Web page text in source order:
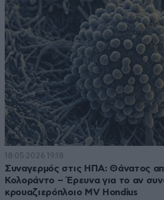
18·05·2026 19:18
Συναγερμός στις ΗΠΑ: Θάνατος
Κολοράντο – Έρευνα για το αν
κρουαζιερόπλοιο MV Hondius